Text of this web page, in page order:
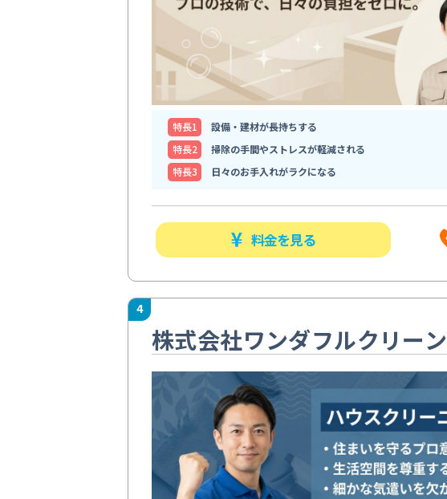
特⻑1
設備・建材が長持ちする
特⻑2
掃除の手間やストレスが軽減される
特⻑3
日々のお手入れがラクになる
料金を見る
4
株式会社ワンダフルクリーン